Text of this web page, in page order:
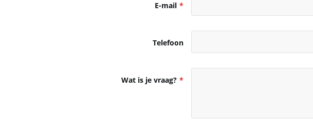
E-mail
Telefoon
Wat is je vraag?